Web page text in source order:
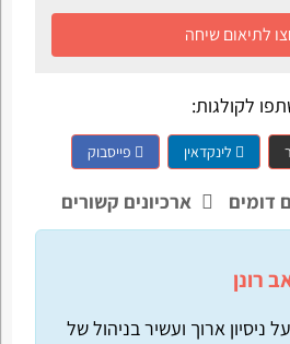
לתיאום שיחה
לקולגות:
לינקדאין פייסבוק
דומים ארכיונים קשורים
רונן
ניסיון ארוך ועשיר בניהול של